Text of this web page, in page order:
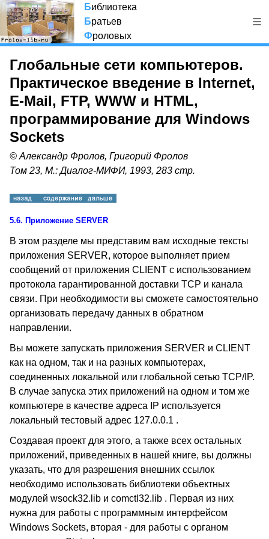
Библиотека
Братьев
Фроловых
Глобальные сети компьютеров.
Практическое введение в Internet,
E-Mail, FTP, WWW и HTML,
программирование для Windows
Sockets
© Александр Фролов, Григорий Фролов
Том 23, М.: Диалог-МИФИ, 1993, 283 стр.
5.6. Приложение SERVER
В этом разделе мы представим вам исходные тексты
приложения SERVER, которое выполняет прием
сообщений от приложения CLIENT с использованием
протокола гарантированной доставки TCP и канала
связи. При необходимости вы сможете самостоятельно
организовать передачу данных в обратном
направлении.
Вы можете запускать приложения SERVER и CLIENT
как на одном, так и на разных компьютерах,
соединенных локальной или глобальной сетью TCP/IP.
В случае запуска этих приложений на одном и том же
компьютере в качестве адреса
IP используется
локальный тестовый адрес 127.0.0.1 .
Создавая проект для этого, а также всех остальных
приложений, приведенных в нашей книге, вы должны
указать, что для разрешения внешних ссылок
необходимо использовать библиотеки объектных
модулей wsock32.lib и comctl32.lib . Первая из них
нужна для работы с программным интерфейсом
Windows Sockets, вторая - для работы с органом